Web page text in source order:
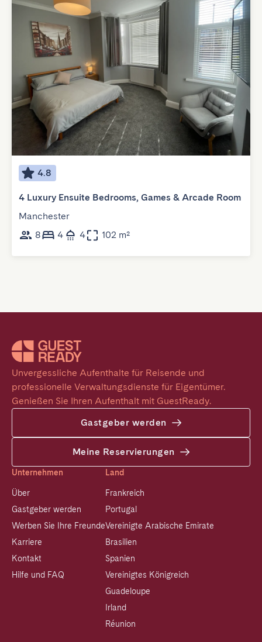
4.8
4 Luxury Ensuite Bedrooms, Games & Arcade Room
Manchester
8
4 4 102 m²
Unvergessliche Aufenthalte für Reisende und
professionelle Verwaltungsdienste für Eigentümer.
Genießen Sie Ihren Aufenthalt mit GuestReady.
Gastgeber werden
Meine Reservierungen
Unternehmen
Über
Gastgeber werden
Werben Sie Ihre Freunde
Karriere
Kontakt
Hilfe und FAQ
Land
Frankreich
Portugal
Vereinigte Arabische Emirate
Brasilien
Spanien
Vereinigtes Königreich
Guadeloupe
Irland
Réunion